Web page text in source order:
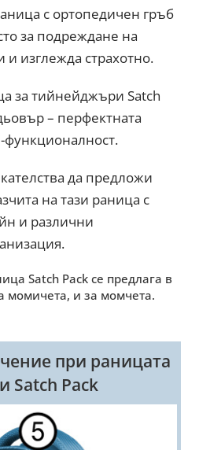
с ортопедичен гръб
за подреждане на
изглежда страхотно.
за тийнейджъри Satch
– перфектната
да предложи
на тази раница с
и различни
Satch Pack се предлага в
момичета, и за момчета.
при раницата
Satch Pack